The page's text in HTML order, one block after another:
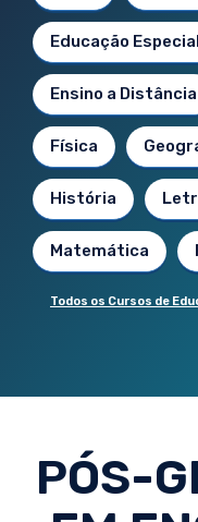
Educação Especial
Ensino a Distância
Física
História
Matemática
Todos os Cursos de
PÓS-